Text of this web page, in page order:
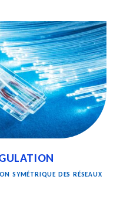
SYMÉTRIQUE DES RÉSEAUX